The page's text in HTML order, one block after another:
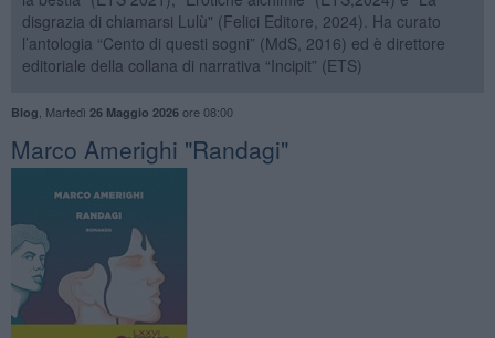
disgrazia di chiamarsi Lulù" (Felici Editore, 2024). Ha curato
l’antologia “Cento di questi sogni” (MdS, 2016) ed è direttore
editoriale della collana di narrativa “Incipit” (ETS)
Blog Martedì 26 Maggio 2026ore 08:00
​Marco Amerighi "Randagi"